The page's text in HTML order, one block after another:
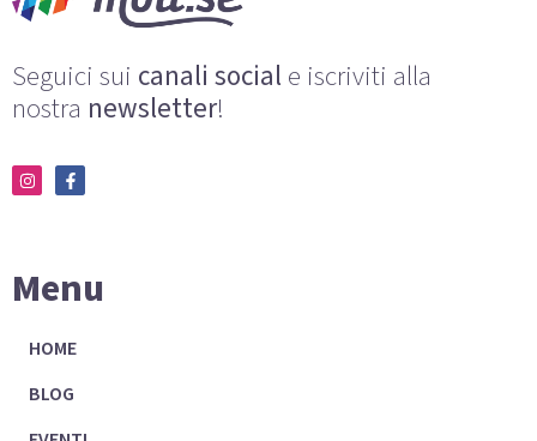
Seguici sui canali social e iscriviti alla
nostra newsletter!
Menu
HOME
BLOG